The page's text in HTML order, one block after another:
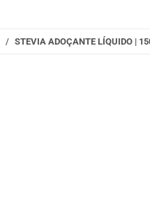
STEVIA ADOÇANTE LÍQUIDO |